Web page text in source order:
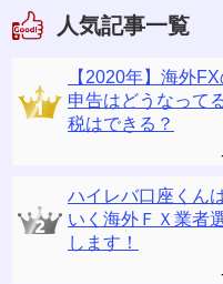
人気記事一覧
【2020年】海外
申告はどうなって
税はできる？
ハイレバ口座くん
いく海外ＦＸ業者
します！